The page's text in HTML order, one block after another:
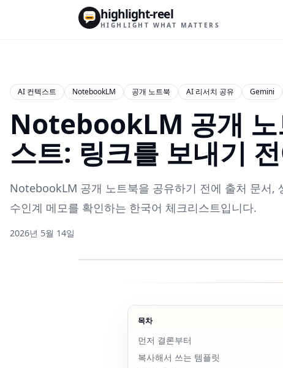
highlight-reel
HIGHLIGHT WHAT MATTERS
AI 컨텍스트 NotebookLM 공개 노트북 AI 리서치 공유 Gemini
NotebookLM 공개 노
스트: 링크를 보내기
NotebookLM 공개 노트북을 공유하기 전에 출처 문서,
수인계 메모를 확인하는 한국어 체크리스트입니다.
2026년 5월 14일
목차
먼저 결론부터
복사해서 쓰는 템플릿